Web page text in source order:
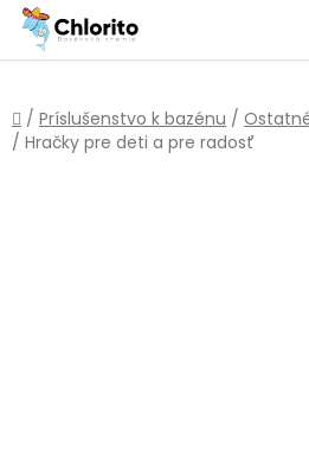
Prejsť
obsah
Domov
/ Príslušenstvo k bazénu /
/ Hračky pre deti a pre radosť